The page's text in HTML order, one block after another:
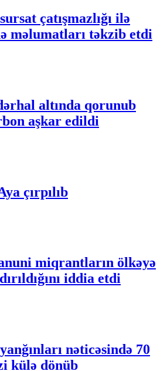
çatışmazlığı ilə
məlumatları təkzib etdi
altında qorunub
aşkar edildi
çırpılıb
miqrantların ölkəyə
iddia etdi
nəticəsində 70
külə dönüb